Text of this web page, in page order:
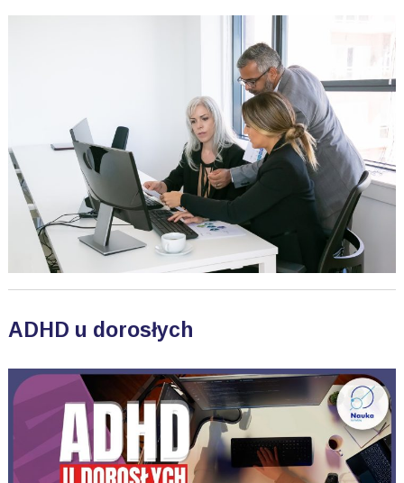
ADHD u dorosłych